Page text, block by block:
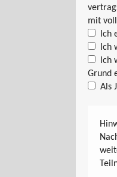
mit
Ich
Ich
Ich
Grund
Als